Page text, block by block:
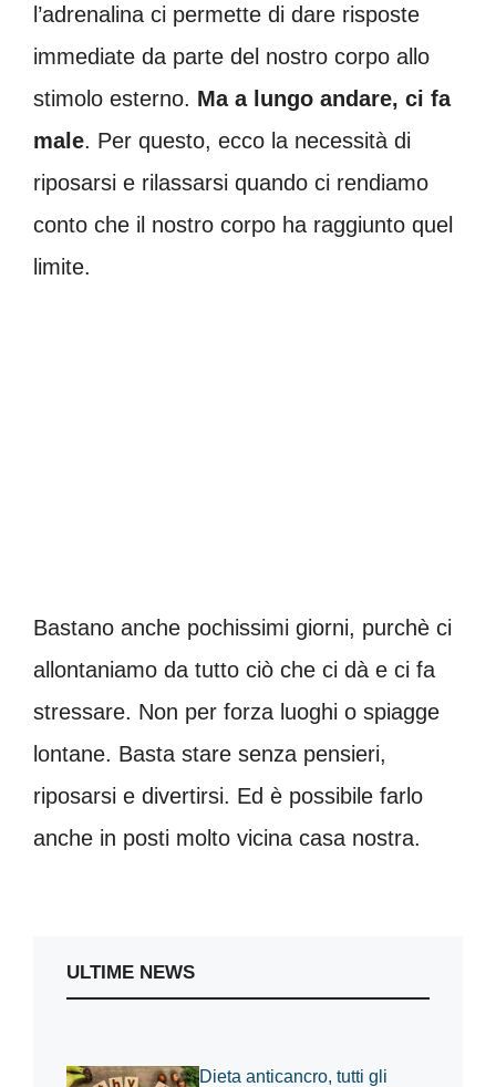
l’adrenalina ci permette di dare risposte
immediate da parte del nostro corpo allo
stimolo esterno. Ma a lungo andare, ci fa
male. Per questo, ecco la necessità di
riposarsi e rilassarsi quando ci rendiamo
conto che il nostro corpo ha raggiunto quel
limite.
Bastano anche pochissimi giorni, purchè ci
allontaniamo da tutto ciò che ci dà e ci fa
stressare. Non per forza luoghi o spiagge
lontane. Basta stare senza pensieri,
riposarsi e divertirsi. Ed è possibile farlo
anche in posti molto vicina casa nostra.
ULTIME NEWS
Dieta anticancro, tutti gli